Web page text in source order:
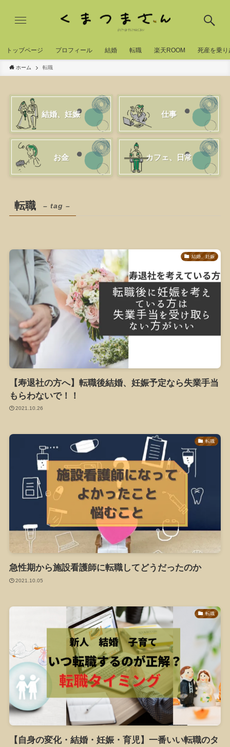
トッブページ プロフィール 結婚 転職 楽天ROOM 死産を乗り
ホーム 転職
結婚、妊娠 仕事
お金 カフェ、日常
転職 – tag –
結婚、妊娠
【寿退社の方へ】転職後結婚、妊娠予定なら失業手当
もらわないで！！
2021.10.26
転職
急性期から施設看護師に転職してどうだったのか
2021.10.05
転職
【自身の変化・結婚・妊娠・育児】一番いい転職のタ